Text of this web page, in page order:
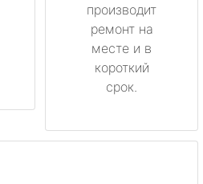
производит
ремонт на
месте и в
короткий
срок.